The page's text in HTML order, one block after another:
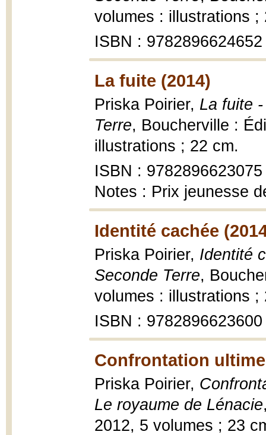
volumes : illustrations ;
ISBN : 9782896624652
La fuite (2014)
Priska Poirier, La fuite
Terre, Boucherville :
illustrations ; 22 cm.
ISBN : 9782896623075
Notes : Prix jeunesse
Identité cachée
Priska Poirier, Identité
Seconde Terre,
volumes : illustrations ;
ISBN : 9782896623600
Confrontation ultime
Priska Poirier,
Le royaume de Lénacie
2012, 5 volumes ; 23